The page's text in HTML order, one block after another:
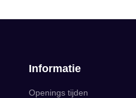
Informatie
Openings tijden